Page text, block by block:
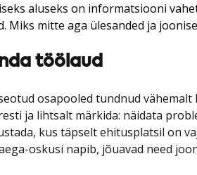
aluseks on informatsiooni
Miks mitte aga ülesanded ja
töölaud
osapooled tundnud
ja lihtsalt märkida: näidata
kus täpselt ehitusplatsil on
oskusi napib, jõuavad need